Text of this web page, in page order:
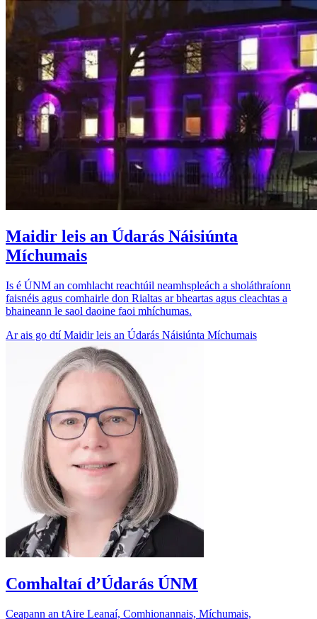
Maidir leis an Údarás Náisiúnta
Míchumais
Is é ÚNM an comhlacht reachtúil neamhspleách a sholáthraíonn
faisnéis agus comhairle don Rialtas ar bheartas agus cleachtas a
bhaineann le saol daoine faoi mhíchumas.
Ar ais go dtí Maidir leis an Údarás Náisiúnta Míchumais
Comhaltaí d’Údarás ÚNM
Ceapann an tAire Leanaí, Comhionannais, Míchumais,